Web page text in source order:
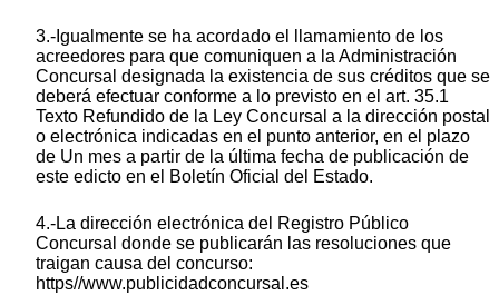
3.-Igualmente se ha acordado el llamamiento de los
acreedores para que comuniquen a la Administración
Concursal designada la existencia de sus créditos que se
deberá efectuar conforme a lo previsto en el art. 35.1
Texto Refundido de la Ley Concursal a la dirección postal
o electrónica indicadas en el punto anterior, en el plazo
de Un mes a partir de la última fecha de publicación de
este edicto en el Boletín Oficial del Estado.
4.-La dirección electrónica del Registro Público
Concursal donde se publicarán las resoluciones que
traigan causa del concurso:
https//www.publicidadconcursal.es